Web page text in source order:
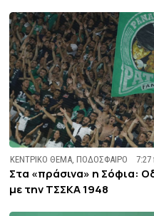
ΚΕΝΤΡΙΚΟ ΘΕΜΑ ,ΠΟΔΟΣΦΑΙΡΟ 7:27
Στα «πράσινα» η Σόφια:
με την ΤΣΣΚΑ 1948